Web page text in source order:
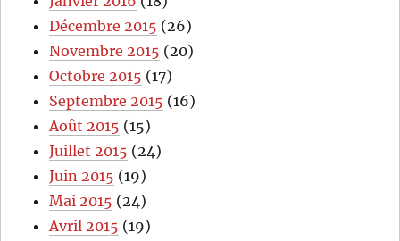
Décembre 2015 (26)
Novembre 2015 (20)
Octobre 2015 (17)
Septembre 2015 (16)
Août 2015 (15)
Juillet 2015 (24)
Juin 2015 (19)
Mai 2015 (24)
Avril 2015 (19)